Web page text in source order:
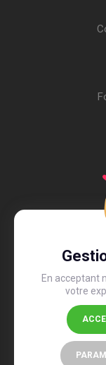
En acceptant
votre